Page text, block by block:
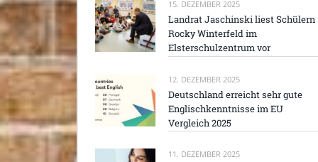
15. DEZEMBER 2025
Landrat Jaschinski liest Schülern
Rocky Winterfeld im
Elsterschulzentrum vor
12. DEZEMBER 2025
Deutschland erreicht sehr gute
Englischkenntnisse im EU
Vergleich 2025
11. DEZEMBER 2025